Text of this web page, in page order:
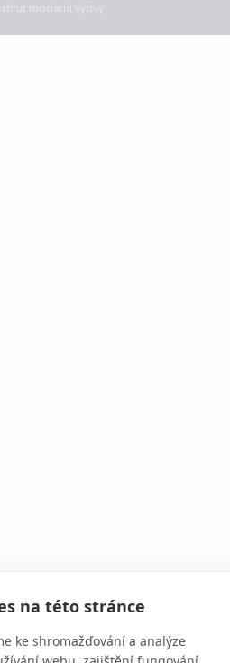
na této stránce
ke shromažďování a analýze
moderní výživy